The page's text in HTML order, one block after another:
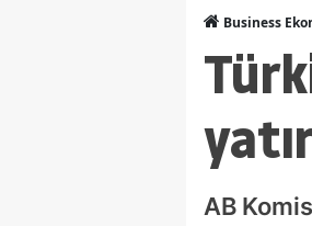
Business
AB